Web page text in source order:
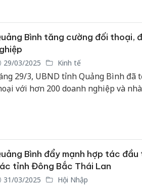
Bình tăng cường đối thoại,
29/03/2025 Kinh tế
29/3, UBND tỉnh Quảng Bình đã
với hơn 200 doanh nghiệp và
Bình đẩy mạnh hợp tác
tỉnh Đông Bắc Thái Lan
31/03/2025 Hội Nhập